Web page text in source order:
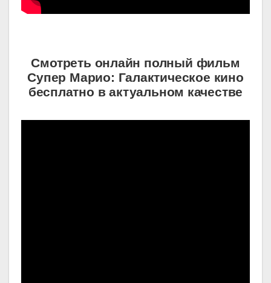
Смотреть онлайн полный фильм
Супер Марио: Галактическое кино
бесплатно в актуальном качестве